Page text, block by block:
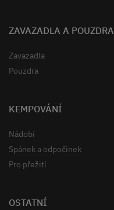
ZAVAZADLA A POUZDRA
Zavazadla
Pouzdra
KEMPOVÁNÍ
Nádobí
Spánek a odpočinek
Pro přežití
OSTATNÍ